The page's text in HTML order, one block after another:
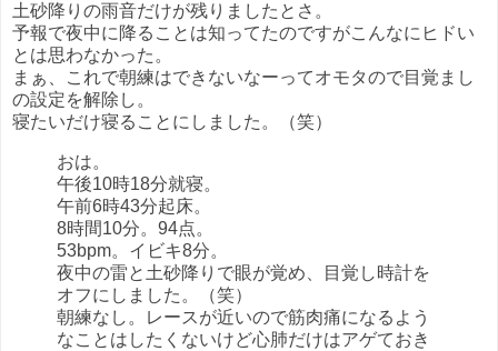
土砂降りの雨音だけが残りましたとさ。
予報で夜中に降ることは知ってたのですがこんなにヒドい
とは思わなかった。
まぁ、これで朝練はできないなーってオモタので目覚まし
の設定を解除し。
寝たいだけ寝ることにしました。（笑）
おは。
午後10時18分就寝。
午前6時43分起床。
8時間10分。94点。
53bpm。イビキ8分。
夜中の雷と土砂降りで眼が覚め、目覚し時計を
オフにしました。（笑）
朝練なし。レースが近いので筋肉痛になるよう
なことはしたくないけど心肺だけはアゲておき